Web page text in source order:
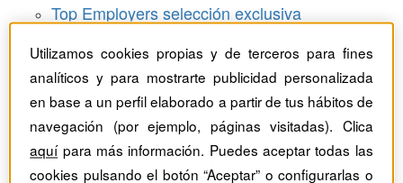
Top Employers selección exclusiva
Hemeroteca
Monográficos
Dossieres
Revistas del mes
Utilizamos cookies propias y de terceros para fines
analíticos y para mostrarte publicidad personalizada
en base a un perfil elaborado a partir de tus hábitos de
navegación (por ejemplo, páginas visitadas). Clica
aquípara más información. Puedes aceptar todas las
cookies pulsando el botón “Aceptar” o configurarlas o